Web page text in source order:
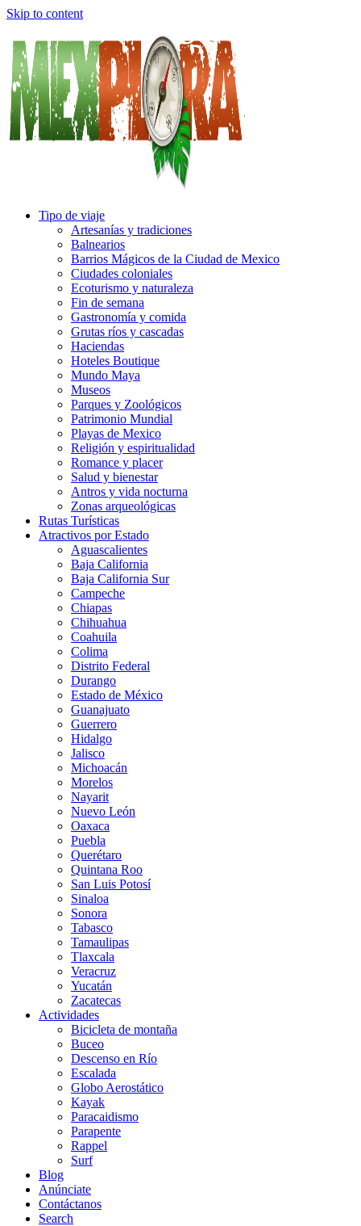
Skip to content
Tipo de viaje
Artesanías y tradiciones
Balnearios
Barrios Mágicos de la Ciudad de Mexico
Ciudades coloniales
Ecoturismo y naturaleza
Fin de semana
Gastronomía y comida
Grutas ríos y cascadas
Haciendas
Hoteles Boutique
Mundo Maya
Museos
Parques y Zoológicos
Patrimonio Mundial
Playas de Mexico
Religión y espiritualidad
Romance y placer
Salud y bienestar
Antros y vida nocturna
Zonas arqueológicas
Rutas Turísticas
Atractivos por Estado
Aguascalientes
Baja California
Baja California Sur
Campeche
Chiapas
Chihuahua
Coahuila
Colima
Distrito Federal
Durango
Estado de México
Guanajuato
Guerrero
Hidalgo
Jalisco
Michoacán
Morelos
Nayarit
Nuevo León
Oaxaca
Puebla
Querétaro
Quintana Roo
San Luis Potosí
Sinaloa
Sonora
Tabasco
Tamaulipas
Tlaxcala
Veracruz
Yucatán
Zacatecas
Actividades
Bicicleta de montaña
Buceo
Descenso en Río
Escalada
Globo Aerostático
Kayak
Paracaidismo
Parapente
Rappel
Surf
Blog
Anúnciate
Contáctanos
Search